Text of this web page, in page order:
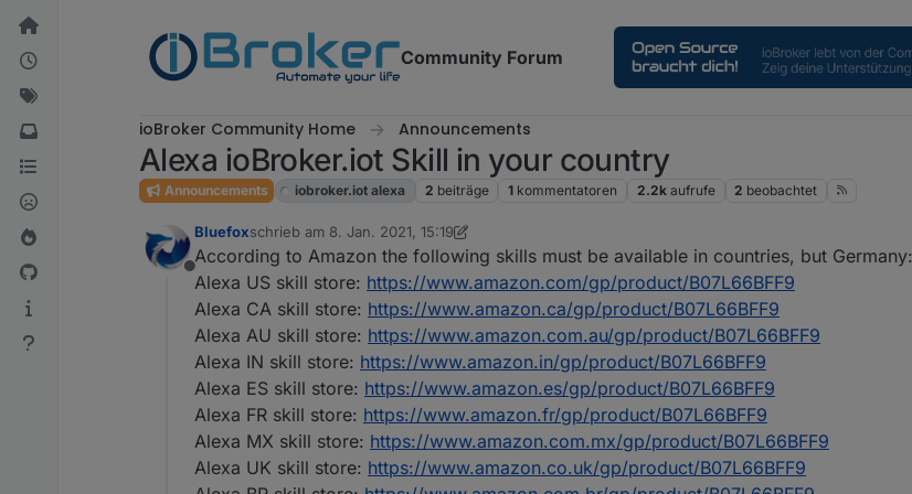
Weiter zum Inhalt
Community Forum
ioBroker Community Home Announcements
Alexa ioBroker.iot Skill in your country
Announcements iobroker.iot alexa 2 beiträge 1 kommentatoren 2.2k aufrufe 2 beobachtet
Offline
Bluefoxschrieb am 8. Jan. 2021, 15:19
zuletzt editiert von Bluefox1. Aug. 2021, 16:20
According to Amazon the following skills must be available in countries, but Germany:
Alexa US skill store: https://www.amazon.com/gp/product/B07L66BFF9
Alexa CA skill store: https://www.amazon.ca/gp/product/B07L66BFF9
Alexa AU skill store: https://www.amazon.com.au/gp/product/B07L66BFF9
Alexa IN skill store: https://www.amazon.in/gp/product/B07L66BFF9
Alexa ES skill store: https://www.amazon.es/gp/product/B07L66BFF9
Alexa FR skill store: https://www.amazon.fr/gp/product/B07L66BFF9
Alexa MX skill store: https://www.amazon.com.mx/gp/product/B07L66BFF9
Alexa UK skill store: https://www.amazon.co.uk/gp/product/B07L66BFF9